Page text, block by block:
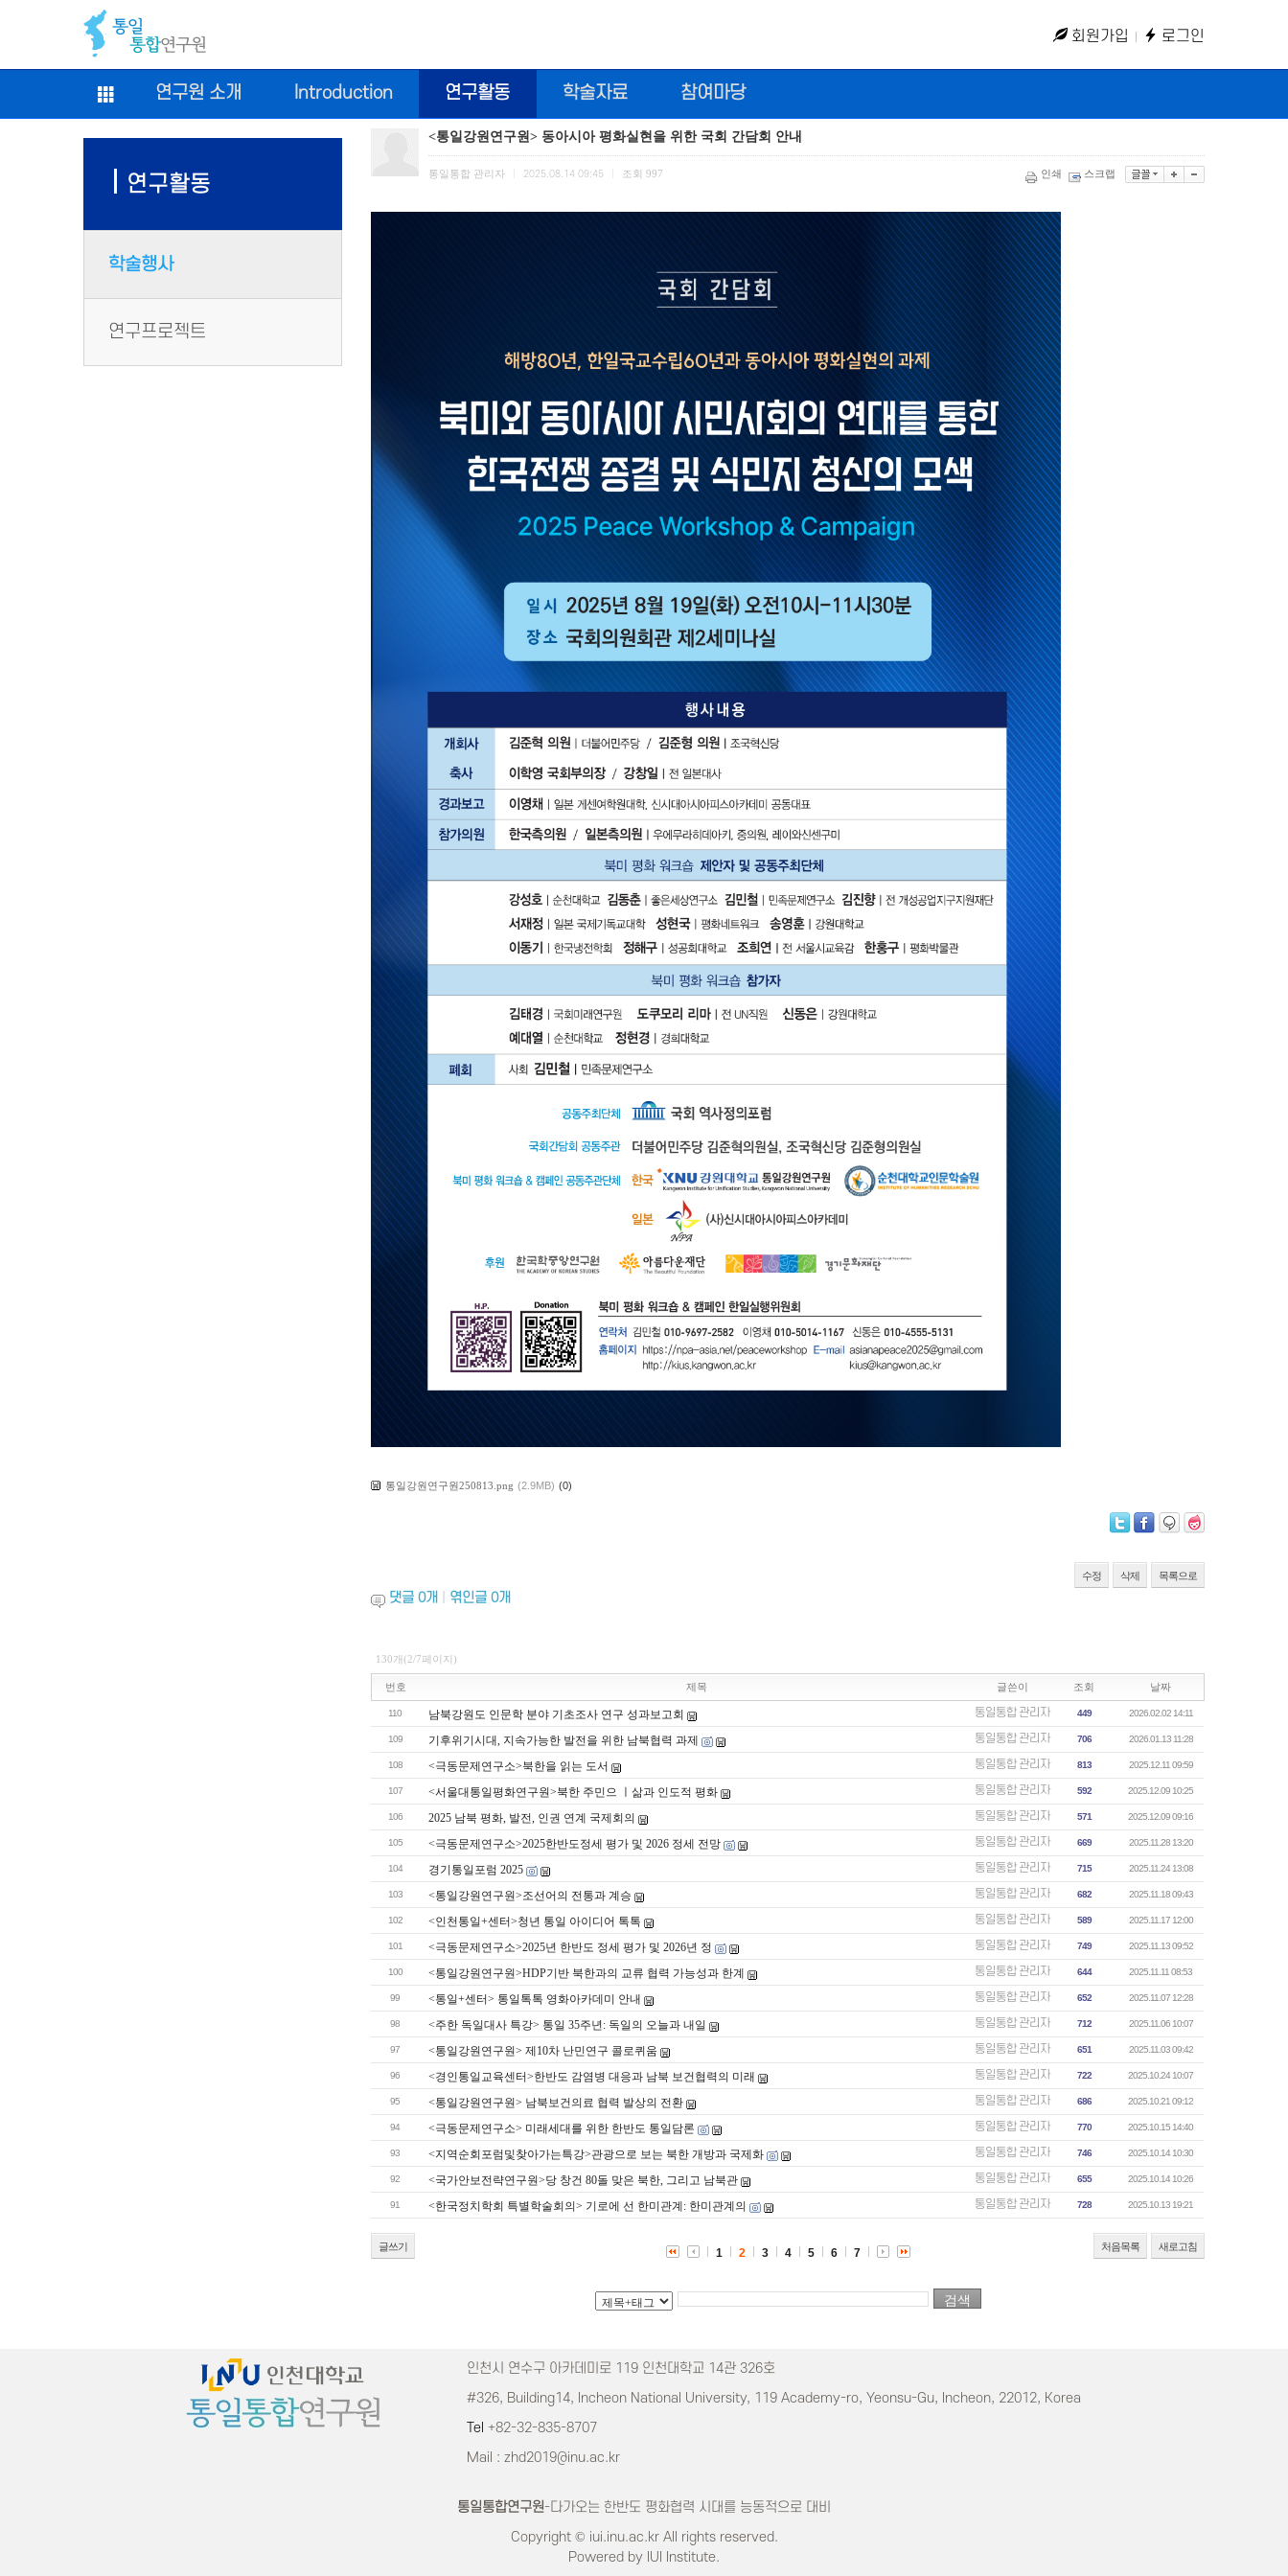
회원가입 로그인
연구원 소개 Introduction 연구활동 학술자료 참여마당
연구활동
학술행사
연구프로젝트
<통일강원연구원> 동아시아 평화실현을 위한 국회 간담회 안내
통일통합 관리자 2025.08.14 09:45 조회 997 인쇄 스크랩
통일강원연구원250813.png (2.9MB) (0)
수정 삭제 목록으로
댓글 0개 엮인글 0개
130개(2/7페이지)
번호 제목 글쓴이 조회 날짜
110 남북강원도 인문학 분야 기초조사 연구 성과보고회 통일통합 관리자 449 2026.02.02 14:11
109 기후위기시대, 지속가능한 발전을 위한 남북협력 과제 통일통합 관리자 706 2026.01.13 11:28
108 <극동문제연구소>북한을 읽는 도서 통일통합 관리자 813 2025.12.11 09:59
107 <서울대통일평화연구원>북한 주민으 ㅣ삶과 인도적 평화 통일통합 관리자 592 2025.12.09 10:25
106 2025 남북 평화, 발전, 인권 연계 국제회의 통일통합 관리자 571 2025.12.09 09:16
105 <극동문제연구소>2025한반도정세 평가 및 2026 정세 전망 통일통합 관리자 669 2025.11.28 13:20
104 경기통일포럼 2025 통일통합 관리자 715 2025.11.24 13:08
103 <통일강원연구원>조선어의 전통과 계승 통일통합 관리자 682 2025.11.18 09:43
102 <인천통일+센터>청년 통일 아이디어 톡톡 통일통합 관리자 589 2025.11.17 12:00
101 <극동문제연구소>2025년 한반도 정세 평가 및 2026년 정 통일통합 관리자 749 2025.11.13 09:52
100 <통일강원연구원>HDP기반 북한과의 교류 협력 가능성과 한계 통일통합 관리자 644 2025.11.11 08:53
99 <통일+센터> 통일톡톡 영화아카데미 안내 통일통합 관리자 652 2025.11.07 12:28
98 <주한 독일대사 특강> 통일 35주년: 독일의 오늘과 내일 통일통합 관리자 712 2025.11.06 10:07
97 <통일강원연구원> 제10차 난민연구 콜로퀴움 통일통합 관리자 651 2025.11.03 09:42
96 <경인통일교육센터>한반도 감염병 대응과 남북 보건협력의 미래 통일통합 관리자 722 2025.10.24 10:07
95 <통일강원연구원> 남북보건의료 협력 발상의 전환 통일통합 관리자 686 2025.10.21 09:12
94 <극동문제연구소> 미래세대를 위한 한반도 통일담론 통일통합 관리자 770 2025.10.15 14:40
93 <지역순회포럼및찾아가는특강>관광으로 보는 북한 개방과 국제화 통일통합 관리자 746 2025.10.14 10:30
92 <국가안보전략연구원>당 창건 80돌 맞은 북한, 그리고 남북관 통일통합 관리자 655 2025.10.14 10:26
91 <한국정치학회 특별학술회의> 기로에 선 한미관계: 한미관계의 통일통합 관리자 728 2025.10.13 19:21
글쓰기 처음목록 새로고침
1 2 3 4 5 6 7
인천시 연수구 아카데미로 119 인천대학교 14관 326호
#326, Building14, Incheon National University, 119 Academy-ro, Yeonsu-Gu, Incheon, 22012, Korea
Tel +82-32-835-8707
Mail : zhd2019@inu.ac.kr
통일통합연구원-다가오는 한반도 평화협력 시대를 능동적으로 대비
Copyright © iui.inu.ac.kr All rights reserved.
Powered by IUI Institute.